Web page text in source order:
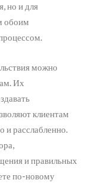
но и для
обоим
можно
Их
клиентам
и расслабленно.
и правильных
по-новому